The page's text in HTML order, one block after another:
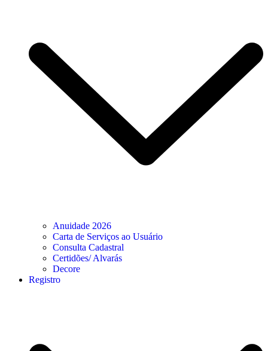
Anuidade 2026
Carta de Serviços ao Usuário
Consulta Cadastral
Certidões/ Alvarás
Decore
Registro